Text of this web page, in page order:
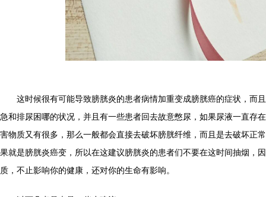
这时候很有可能导致膀胱炎的患者病情加重变成膀胱癌的症状，而
急和排尿困哪的状况，并且有一些患者回去故意憋尿，如果尿液一直存
害物质又有很多，那么一般都会直接去破坏膀胱纤维，而且是去破坏正
果就是膀胱炎癌变，所以在这建议膀胱炎的患者们不要在这时间抽烟，
质，不止影响你的健康，还对你的生命有影响。